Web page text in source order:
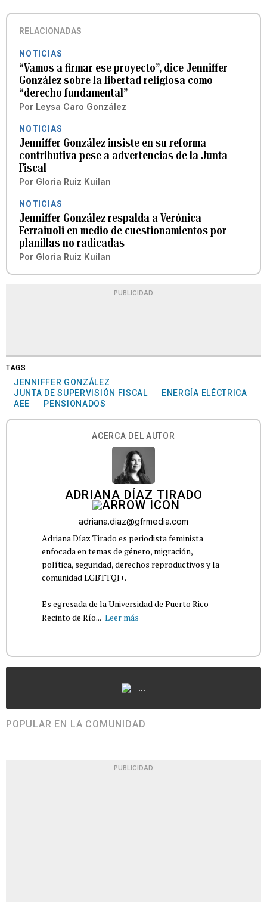
RELACIONADAS
NOTICIAS
“Vamos a firmar ese proyecto”, dice Jenniffer
González sobre la libertad religiosa como
“derecho fundamental”
Por Leysa Caro González
NOTICIAS
Jenniffer González insiste en su reforma
contributiva pese a advertencias de la Junta
Fiscal
Por Gloria Ruiz Kuilan
NOTICIAS
Jenniffer González respalda a Verónica
Ferraiuoli en medio de cuestionamientos por
planillas no radicadas
Por Gloria Ruiz Kuilan
PUBLICIDAD
TAGS
JENNIFFER GONZÁLEZ
JUNTA DE SUPERVISIÓN FISCAL
ENERGÍA ELÉCTRICA
AEE
PENSIONADOS
ACERCA DEL AUTOR
ADRIANA DÍAZ TIRADO
adriana.diaz@gfrmedia.com
Adriana Díaz Tirado es periodista feminista
enfocada en temas de género, migración,
política, seguridad, derechos reproductivos y la
comunidad LGBTTQI+.
Es egresada de la Universidad de Puerto Rico
Recinto de Río... Leer más
...
POPULAR EN LA COMUNIDAD
PUBLICIDAD